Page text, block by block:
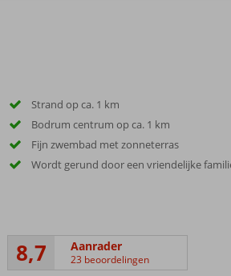
Strand op ca. 1 km
Bodrum centrum op ca. 1 km
Fijn zwembad met zonneterras
Wordt gerund door een vriendelijke
8,7 Aanrader
23 beoordelingen